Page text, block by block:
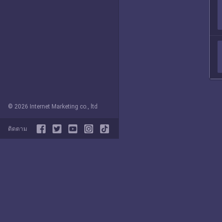
© 2026 Internet Marketing co., ltd
ติดตาม